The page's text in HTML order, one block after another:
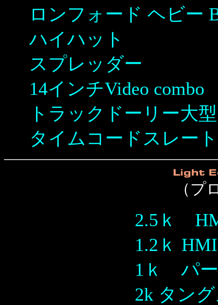
ロンフォード ヘビー
ハイハット
スプレッダー
14インチVideo combo
トラックドーリー大型
タイムコードスレート
（プ
2.5ｋ
1.2ｋ
1ｋ パ
2k タン